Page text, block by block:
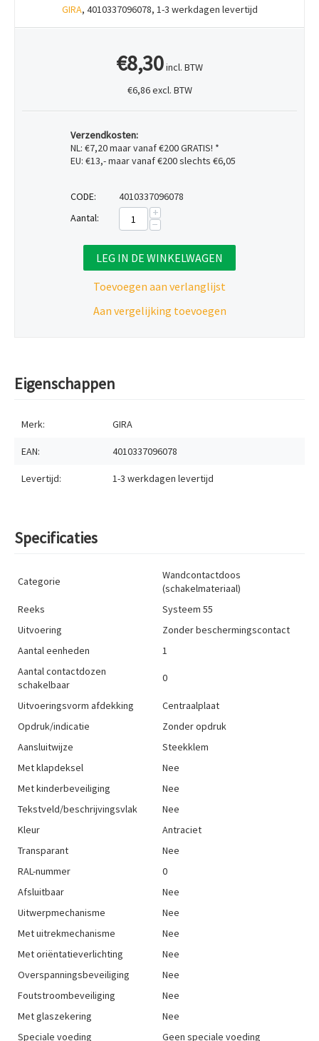
GIRA, 4010337096078, 1-3 werkdagen levertijd
€8,30incl. BTW
€6,86 excl. BTW
Verzendkosten:
NL: €7,20 maar vanaf €200 GRATIS! *
EU: €13,- maar vanaf €200 slechts €6,05
CODE:
4010337096078
Aantal:
+
−
LEG IN DE WINKELWAGEN
Toevoegen aan verlanglijst
Aan vergelijking toevoegen
Eigenschappen
Merk: GIRA
EAN: 4010337096078
Levertijd: 1-3 werkdagen levertijd
Specificaties
Categorie
Wandcontactdoos
(schakelmateriaal)
Reeks
Systeem 55
Uitvoering
Zonder beschermingscontact
Aantal eenheden
1
Aantal contactdozen
schakelbaar
0
Uitvoeringsvorm afdekking
Centraalplaat
Opdruk/indicatie
Zonder opdruk
Aansluitwijze
Steekklem
Met klapdeksel
Nee
Met kinderbeveiliging
Nee
Tekstveld/beschrijvingsvlak
Nee
Kleur
Antraciet
Transparant
Nee
RAL-nummer
0
Afsluitbaar
Nee
Uitwerpmechanisme
Nee
Met uitrekmechanisme
Nee
Met oriëntatieverlichting
Nee
Overspanningsbeveiliging
Nee
Foutstroombeveiliging
Nee
Met glaszekering
Nee
Speciale voeding
Geen speciale voeding